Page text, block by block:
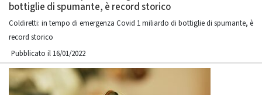
bottiglie di spumante, è record storico
Coldiretti: in tempo di emergenza Covid 1 miliardo di bottiglie di spumante, è
record storico
Pubblicato il 16/01/2022